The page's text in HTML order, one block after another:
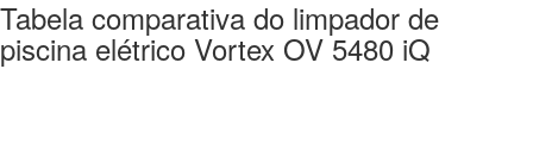
Tabela comparativa do limpador de
piscina elétrico Vortex OV 5480 iQ